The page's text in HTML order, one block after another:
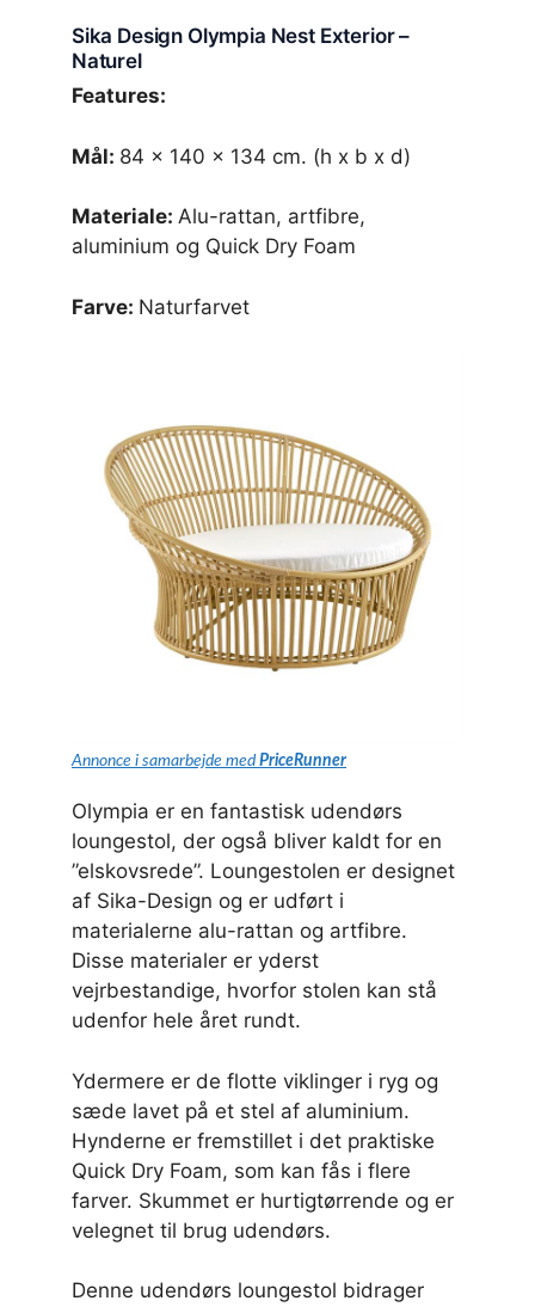
Sika Design Olympia Nest Exterior –
Naturel
Features:
Mål: 84 x 140 x 134 cm. (h x b x d)
Materiale: Alu-rattan, artfibre,
aluminium og Quick Dry Foam
Farve: Naturfarvet
Annonce i samarbejde med PriceRunner
Olympia er en fantastisk udendørs
loungestol, der også bliver kaldt for en
”elskovsrede”. Loungestolen er designet
af Sika-Design og er udført i
materialerne alu-rattan og artfibre.
Disse materialer er yderst
vejrbestandige, hvorfor stolen kan stå
udenfor hele året rundt.
Ydermere er de flotte viklinger i ryg og
sæde lavet på et stel af aluminium.
Hynderne er fremstillet i det praktiske
Quick Dry Foam, som kan fås i flere
farver. Skummet er hurtigtørrende og er
velegnet til brug udendørs.
Denne udendørs loungestol bidrager